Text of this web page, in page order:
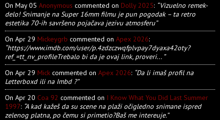
On May 05 Anonymous commented on Dolly 2025: “Vizuelno remek-
delo! Snimanje na Super 16mm filmu je pun pogodak – ta retro
estetika 70-ih savršeno pojačava jezivu atmosferu”
On Apr 29 Mickeygrb commented on Apex 2026:
“https://www.imdb.com/user/p.4zdzczwqfplvpay7dyaxa42oty?
ref_=tt_nv_profileTrebalo bi da je ovaj link, proveri... ”
On Apr 29 Mick commented on Apex 2026: “Da li imaš profil na
Letterboxd ili na Imbd ?”
On Apr 20 Coa 92 commented on I Know What You Did Last Summer
1997: “A kad kažeš da su scene na plaži očigledno snimane ispred
zelenog platna, po čemu si primetio?Baš me intereuje.”